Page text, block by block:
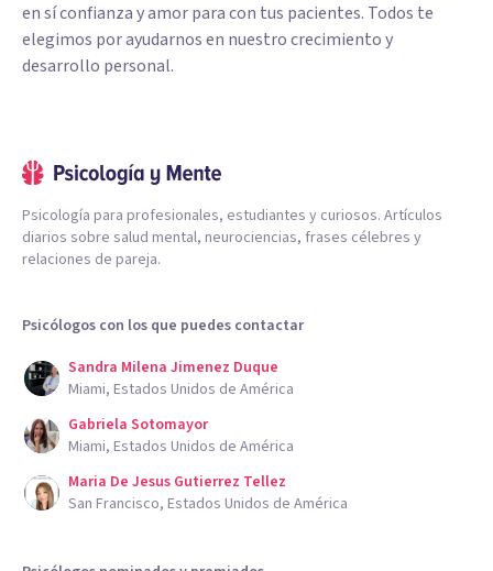
en sí confianza y amor para con tus pacientes. Todos te
elegimos por ayudarnos en nuestro crecimiento y
desarrollo personal.
Psicología para profesionales, estudiantes y curiosos. Artículos
diarios sobre salud mental, neurociencias, frases célebres y
relaciones de pareja.
Psicólogos con los que puedes contactar
Sandra Milena Jimenez Duque
Miami, Estados Unidos de América
Gabriela Sotomayor
Miami, Estados Unidos de América
Maria De Jesus Gutierrez Tellez
San Francisco, Estados Unidos de América